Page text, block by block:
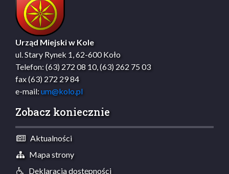
Urząd Miejski w Kole
ul. Stary Rynek 1, 62-600 Koło
Telefon: (63) 272 08 10, (63) 262 75 03
fax (63) 272 29 84
e-mail: um@kolo.pl
Zobacz koniecznie
Aktualności
Mapa strony
Deklaracja dostępności